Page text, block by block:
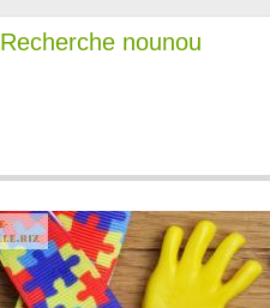
Recherche nounou